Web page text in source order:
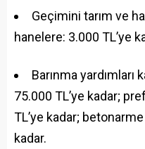
Geçimini tarım ve
hanelere: 3.000 TL’ye
Barınma yardımları
75.000 TL’ye kadar;
TL’ye kadar; betonarme
kadar.